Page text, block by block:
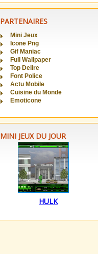
PARTENAIRES
Mini Jeux
Icone Png
Gif Maniac
Full Wallpaper
Top Delire
Font Police
Actu Mobile
Cuisine du Monde
Emoticone
MINI JEUX DU JOUR
HULK